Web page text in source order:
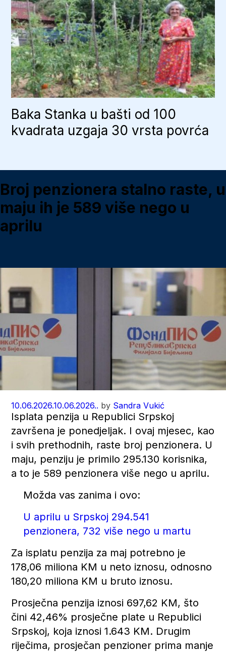
Baka Stanka u bašti od 100
kvadrata uzgaja 30 vrsta povrća
Broj penzionera stalno raste, u
maju ih je 589 više nego u
aprilu
10.06.2026.10.06.2026.. by Sandra Vukić
Isplata penzija u Republici Srpskoj
završena je ponedjeljak. I ovaj mjesec, kao
i svih prethodnih, raste broj penzionera. U
maju, penziju je primilo 295.130 korisnika,
a to je 589 penzionera više nego u aprilu.
Možda vas zanima i ovo:
U aprilu u Srpskoj 294.541
penzionera, 732 više nego u martu
Za isplatu penzija za maj potrebno je
178,06 miliona KM u neto iznosu, odnosno
180,20 miliona KM u bruto iznosu.
Prosječna penzija iznosi 697,62 KM, što
čini 42,46% prosječne plate u Republici
Srpskoj, koja iznosi 1.643 KM. Drugim
riječima, prosječan penzioner prima manje